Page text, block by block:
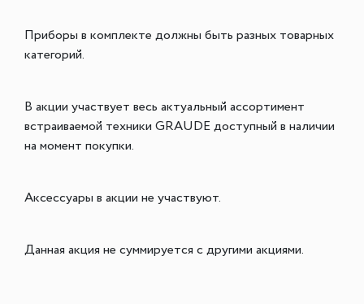
Приборы в комплекте должны быть разных товарных
категорий.
В акции участвует весь актуальный ассортимент
встраиваемой техники GRAUDE доступный в наличии
на момент покупки.
Аксессуары в акции не участвуют.
Данная акция не суммируется с другими акциями.